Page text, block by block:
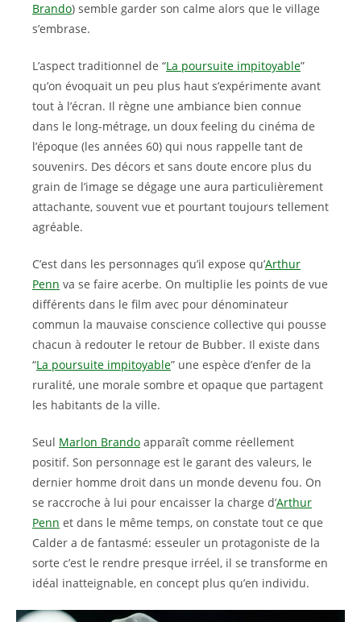
Brando) semble garder son calme alors que le village
s’embrase.
L’aspect traditionnel de “La poursuite impitoyable”
qu’on évoquait un peu plus haut s’expérimente avant
tout à l’écran. Il règne une ambiance bien connue
dans le long-métrage, un doux feeling du cinéma de
l’époque (les années 60) qui nous rappelle tant de
souvenirs. Des décors et sans doute encore plus du
grain de l’image se dégage une aura particulièrement
attachante, souvent vue et pourtant toujours tellement
agréable.
C’est dans les personnages qu’il expose qu’Arthur
Penn va se faire acerbe. On multiplie les points de vue
différents dans le film avec pour dénominateur
commun la mauvaise conscience collective qui pousse
chacun à redouter le retour de Bubber. Il existe dans
“La poursuite impitoyable” une espèce d’enfer de la
ruralité, une morale sombre et opaque que partagent
les habitants de la ville.
Seul Marlon Brando apparaît comme réellement
positif. Son personnage est le garant des valeurs, le
dernier homme droit dans un monde devenu fou. On
se raccroche à lui pour encaisser la charge d’Arthur
Penn et dans le même temps, on constate tout ce que
Calder a de fantasmé: esseuler un protagoniste de la
sorte c’est le rendre presque irréel, il se transforme en
idéal inatteignable, en concept plus qu’en individu.